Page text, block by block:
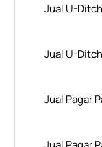
Jual U-
Jual U-
Jual Pagar